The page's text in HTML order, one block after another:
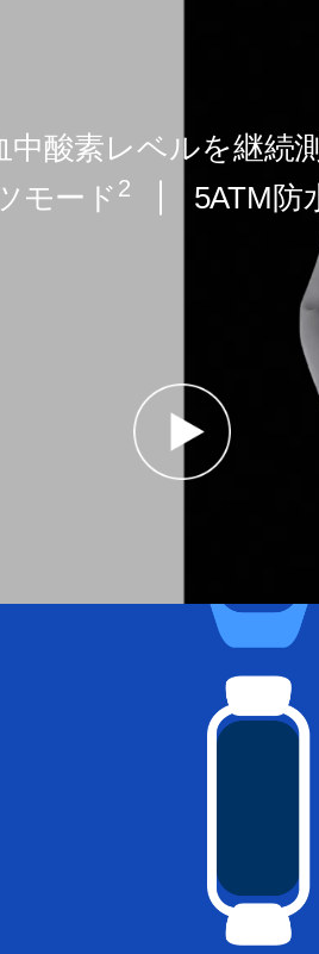
中酸素レベルを継続
モード 2 5ATM防
デ
す